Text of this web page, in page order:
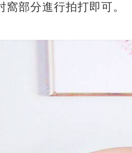
部分進行拍打即可。